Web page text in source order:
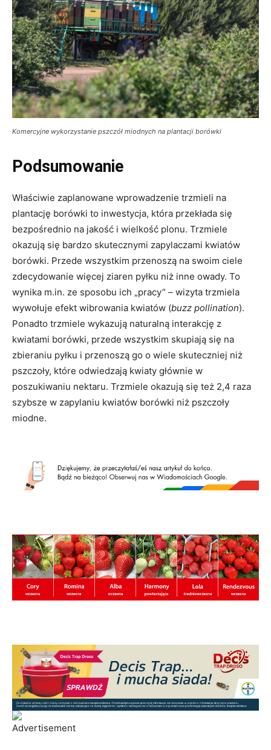
Komercyjne wykorzystanie pszczół miodnych na plantacji borówki
Podsumowanie
Właściwie zaplanowane wprowadzenie trzmieli na
plantację borówki to inwestycja, która przekłada się
bezpośrednio na jakość i wielkość plonu. Trzmiele
okazują się bardzo skutecznymi zapylaczami kwiatów
borówki. Przede wszystkim przenoszą na swoim ciele
zdecydowanie więcej ziaren pyłku niż inne owady. To
wynika m.in. ze sposobu ich „pracy” – wizyta trzmiela
wywołuje efekt wibrowania kwiatów (buzz pollination).
Ponadto trzmiele wykazują naturalną interakcję z
kwiatami borówki, przede wszystkim skupiają się na
zbieraniu pyłku i przenoszą go o wiele skuteczniej niż
pszczoły, które odwiedzają kwiaty głównie w
poszukiwaniu nektaru. Trzmiele okazują się też 2,4 raza
szybsze w zapylaniu kwiatów borówki niż pszczoły
miodne.